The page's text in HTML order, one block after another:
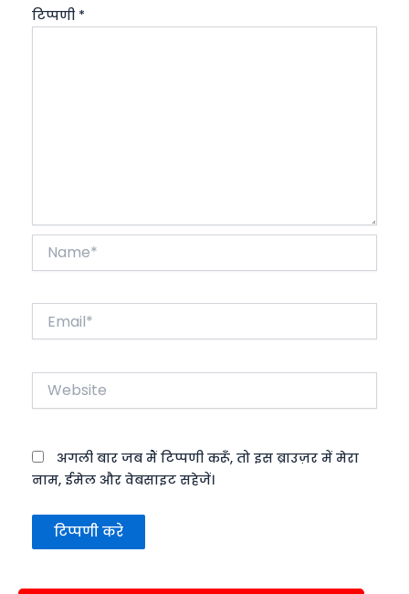
टिप्पणी *
Website
अगली बार जब मैं टिप्पणी करूँ, तो इस ब्राउज़र में मेरा
नाम, ईमेल और वेबसाइट सहेजें।